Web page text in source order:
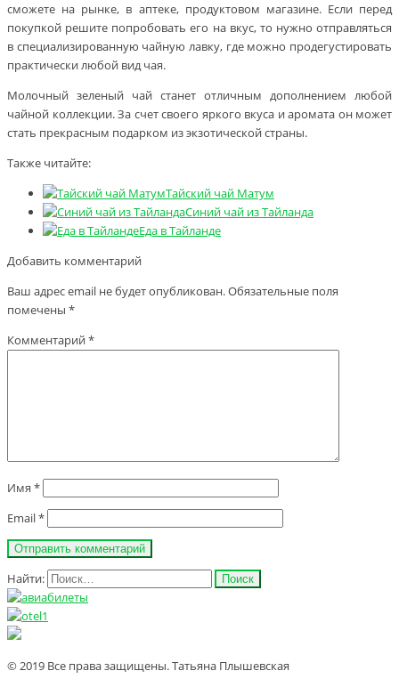
сможете на рынке, в аптеке, продуктовом магазине. Если перед
покупкой решите попробовать его на вкус, то нужно отправляться
в специализированную чайную лавку, где можно продегустировать
практически любой вид чая.
Молочный зеленый чай станет отличным дополнением любой
чайной коллекции. За счет своего яркого вкуса и аромата он может
стать прекрасным подарком из экзотической страны.
Также читайте:
Тайский чай Матум
Синий чай из Тайланда
Еда в Тайланде
Добавить комментарий
Ваш адрес email не будет опубликован.Обязательные поля
помечены *
Комментарий*
Имя *
Email*
Найти:
© 2019 Все права защищены. Татьяна Плышевская